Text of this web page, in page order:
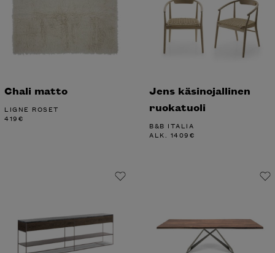
Chali matto
LIGNE ROSET
419€
Jens käsinojallinen
ruokatuoli
B&B ITALIA
ALK. 1409€